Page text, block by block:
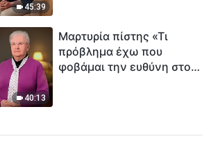
45:39
40:13
Μαρτυρία πίστης «Τι
πρόβλημα έχω που
φοβάμαι την ευθύνη στο